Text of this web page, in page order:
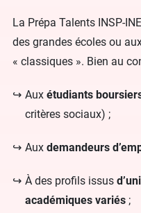
La Prépa Talents INSP-
des grandes écoles ou
« classiques ». Bien au
Aux étudiants
critères sociaux) ;
Aux demandeurs
À des profils issus
académiques variés ;